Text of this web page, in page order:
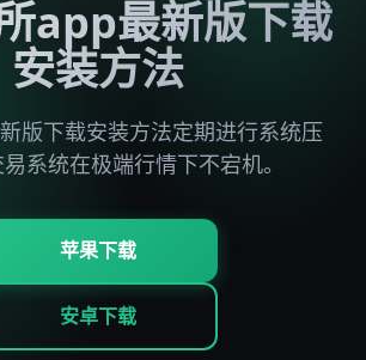
app最新版下载
安装方法
版下载安装方法定期进行系统压
系统在极端行情下不宕机。
苹果下载
安卓下载